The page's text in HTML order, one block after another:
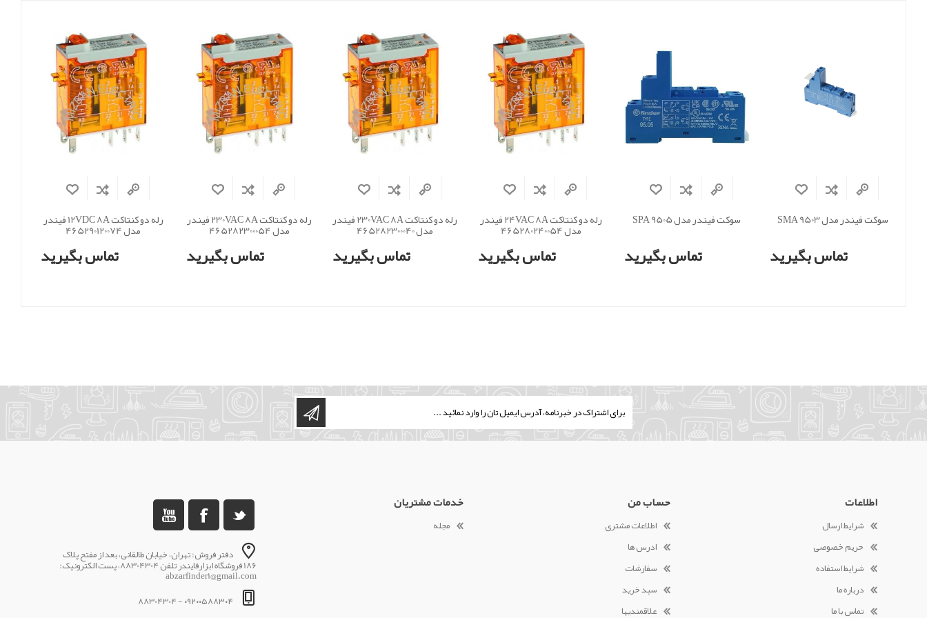
سوکت فیندر مدل SMA 9503
تماس بگیرید
سوکت فیندر مدل SPA 9505
تماس بگیرید
رله دو کنتاکت 24VAC 8A فیندر
مدل 465280240054
تماس بگیرید
رله دو کنتاکت 230VAC 8A فیندر
مدل 465282300040
تماس بگیرید
رله دو کنتاکت 230VAC 8A فیندر
مدل 465282300054
تماس بگیرید
رله دو کنتاکت 12VDC 8A فیندر
مدل 465290120074
تماس بگیرید
اطلاعات
شرایط ارسال
حریم خصوصی
شرایط استفاده
درباره ما
تماس با ما
حساب من
اطلاعات مشتری
ادرس ها
سفارشات
سبد خرید
علاقمندیها
خدمات مشتریان
مجله
دفتر فروش: تهران، خیابان طالقانی، بعد از مفتح پلاک
186 فروشگاه ابزارفایندر تلفن 88304304، پست الکترونیک:
abzarfinder1@gmail.com
۰۹۲۰۰۵۸۸۳۰۴ - 88304304